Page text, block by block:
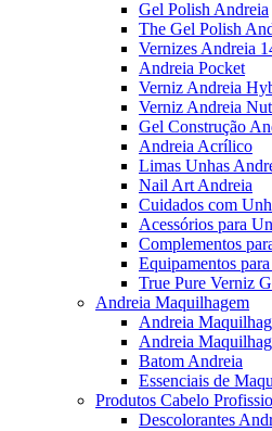
Gel Polish Andreia
The Gel Polish
Vernizes Andreia
Andreia Pocket
Verniz Andreia
Verniz Andreia
Gel Construção
Andreia Acrílico
Limas Unhas
Nail Art Andreia
Cuidados com
Acessórios para
Complementos
Equipamentos
True Pure Verniz
Andreia Maquilhagem
Andreia
Andreia
Batom Andreia
Essenciais de
Produtos Cabelo
Descolorantes